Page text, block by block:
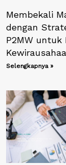
Membekali
dengan
P2MW untuk
Selengkapnya »